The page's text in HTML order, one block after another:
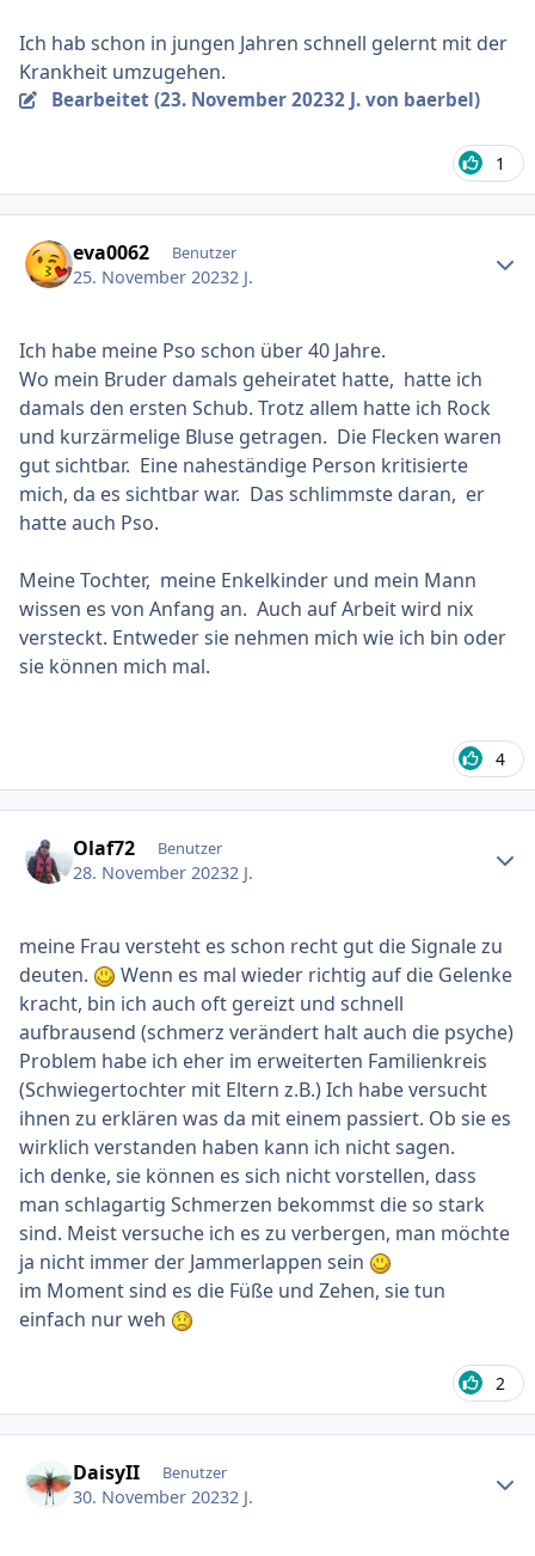
Ich hab schon in jungen Jahren schnell gelernt mit der
Krankheit umzugehen.
Bearbeitet (23. November 20232 J.von baerbel)
1
eva0062 Benutzer
25. November 20232 J.
Ich habe meine Pso schon über 40 Jahre.
Wo mein Bruder damals geheiratet hatte, hatte ich
damals den ersten Schub. Trotz allem hatte ich Rock
und kurzärmelige Bluse getragen. Die Flecken waren
gut sichtbar. Eine naheständige Person kritisierte
mich, da es sichtbar war. Das schlimmste daran, er
hatte auch Pso.
Meine Tochter, meine Enkelkinder und mein Mann
wissen es von Anfang an. Auch auf Arbeit wird nix
versteckt. Entweder sie nehmen mich wie ich bin oder
sie können mich mal.
4
Olaf72 Benutzer
28. November 20232 J.
meine Frau versteht es schon recht gut die Signale zu
deuten.
Wenn es mal wieder richtig auf die Gelenke
kracht, bin ich auch oft gereizt und schnell
aufbrausend (schmerz verändert halt auch die psyche)
Problem habe ich eher im erweiterten Familienkreis
(Schwiegertochter mit Eltern z.B.) Ich habe versucht
ihnen zu erklären was da mit einem passiert. Ob sie es
wirklich verstanden haben kann ich nicht sagen.
ich denke, sie können es sich nicht vorstellen, dass
man schlagartig Schmerzen bekommst die so stark
sind. Meist versuche ich es zu verbergen, man möchte
ja nicht immer der Jammerlappen sein
im Moment sind es die Füße und Zehen, sie tun
einfach nur weh
2
DaisyII Benutzer
30. November 20232 J.